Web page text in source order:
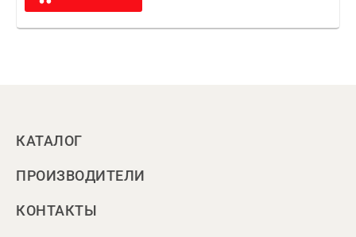
КАТАЛОГ
ПРОИЗВОДИТЕЛИ
КОНТАКТЫ